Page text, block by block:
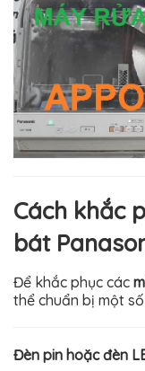
Cách khắc
bát
Để khắc phục các
thể chuẩn bị một
Đèn pin hoặc đèn